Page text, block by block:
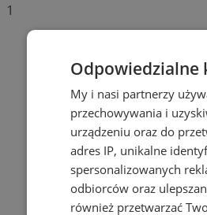
1
Odpowiedzialne
My i nasi partnerzy
przechowywania i
urządzeniu oraz do
adres IP, unikalne
spersonalizowanych
odbiorców oraz
również przetwarzać